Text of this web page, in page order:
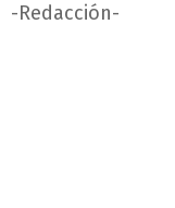
-Redacción-